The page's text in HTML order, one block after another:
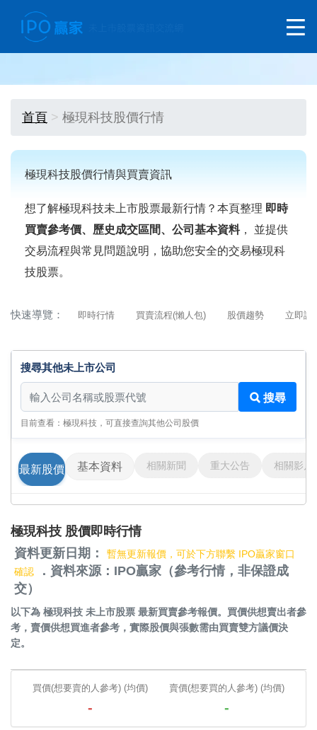
首頁 極現科技股價行情
極現科技股價行情與買賣資訊
想了解極現科技未上市股票最新行情？本頁整理 即時
買賣參考價、歷史成交區間、公司基本資料， 並提供
交易流程與常見問題說明，協助您安全的交易極現科
技股票。
快速導覽： 即時行情 買賣流程(懶人包) 股價趨勢 立即詢
搜尋其他未上市公司
搜尋其他未上市公司
搜尋
目前查看：極現科技，可直接查詢其他公司股價
最新股價 基本資料 相關新聞 重大公告 相關影片
極現科技 股價即時行情
資料更新日期：
暫無更新報價，可於下方聯繫 IPO贏家窗口
確認
．資料來源：IPO贏家（參考行情，非保證成
交）
以下為 極現科技 未上市股票 最新買賣參考報價。買價供想賣出者參
考，賣價供想買進者參考，實際股價與張數需由買賣雙方議價決
定。
買價(想要賣的人參考) (均價)
-
賣價(想要買的人參考) (均價)
-